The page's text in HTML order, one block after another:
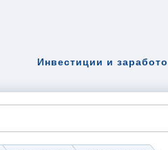
Инвестиции и